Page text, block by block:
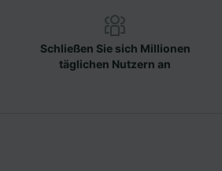
Schließen Sie sich Millionen
täglichen Nutzern an